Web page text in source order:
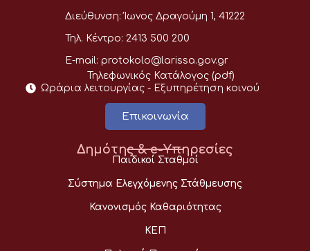
Διεύθυνση: Ίωνος Δραγούμη 1, 41222
Τηλ. Κέντρο: 2413 500 200
E-mail: protokolo@larissa.gov.gr
Τηλεφωνικός Κατάλογος (pdf)
Ωράρια λειτουργίας - Eξυπηρέτηση κοινού
Επικοινωνία
Δημότης & e-Υπηρεσίες
Παιδικοί Σταθμοί
Σύστημα Ελεγχόμενης Στάθμευσης
Κανονισμός Καθαριότητας
ΚΕΠ